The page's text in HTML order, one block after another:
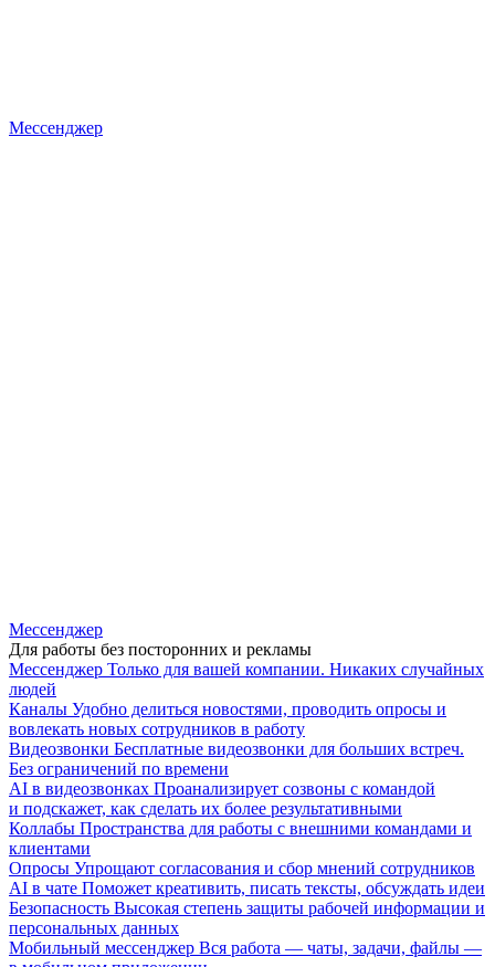
Мессенджер
Мессенджер
Для работы без посторонних и рекламы
Мессенджер Только для вашей компании. Никаких случайных
людей
Каналы Удобно делиться новостями, проводить опросы и
вовлекать новых сотрудников в работу
Видеозвонки Бесплатные видеозвонки для больших встреч.
Без ограничений по времени
AI в видеозвонках Проанализирует созвоны с командой
и подскажет, как сделать их более результативными
Коллабы Пространства для работы с внешними командами и
клиентами
Опросы Упрощают согласования и сбор мнений сотрудников
AI в чате Поможет креативить, писать тексты, обсуждать идеи
Безопасность Высокая степень защиты рабочей информации и
персональных данных
Мобильный мессенджер Вся работа — чаты, задачи, файлы —